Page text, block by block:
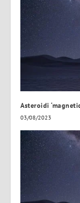
Asteroidi
03/08/2023